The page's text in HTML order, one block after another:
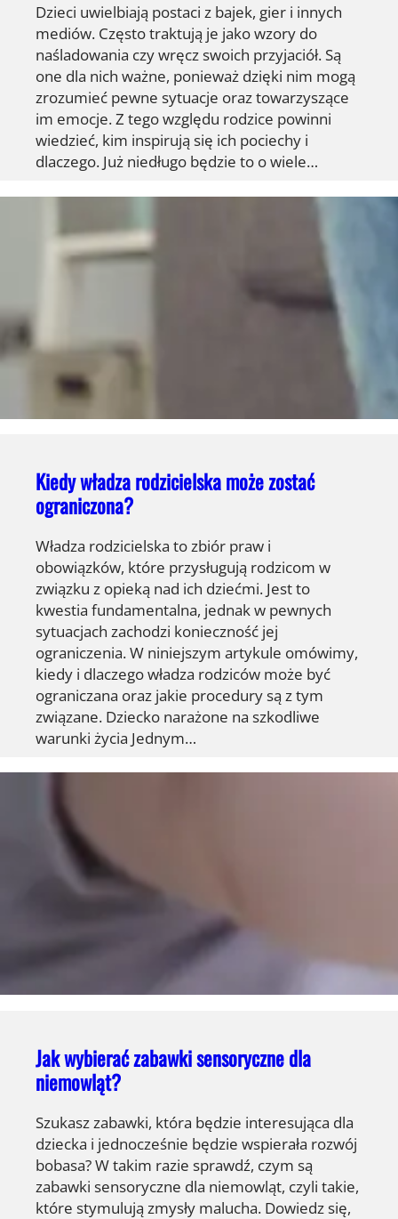
Dzieci uwielbiają postaci z bajek, gier i innych
mediów. Często traktują je jako wzory do
naśladowania czy wręcz swoich przyjaciół. Są
one dla nich ważne, ponieważ dzięki nim mogą
zrozumieć pewne sytuacje oraz towarzyszące
im emocje. Z tego względu rodzice powinni
wiedzieć, kim inspirują się ich pociechy i
dlaczego. Już niedługo będzie to o wiele…
Kiedy władza rodzicielska może zostać
ograniczona?
Władza rodzicielska to zbiór praw i
obowiązków, które przysługują rodzicom w
związku z opieką nad ich dziećmi. Jest to
kwestia fundamentalna, jednak w pewnych
sytuacjach zachodzi konieczność jej
ograniczenia. W niniejszym artykule omówimy,
kiedy i dlaczego władza rodziców może być
ograniczana oraz jakie procedury są z tym
związane. Dziecko narażone na szkodliwe
warunki życia Jednym…
Jak wybierać zabawki sensoryczne dla
niemowląt?
Szukasz zabawki, która będzie interesująca dla
dziecka i jednocześnie będzie wspierała rozwój
bobasa? W takim razie sprawdź, czym są
zabawki sensoryczne dla niemowląt, czyli takie,
które stymulują zmysły malucha. Dowiedz się,